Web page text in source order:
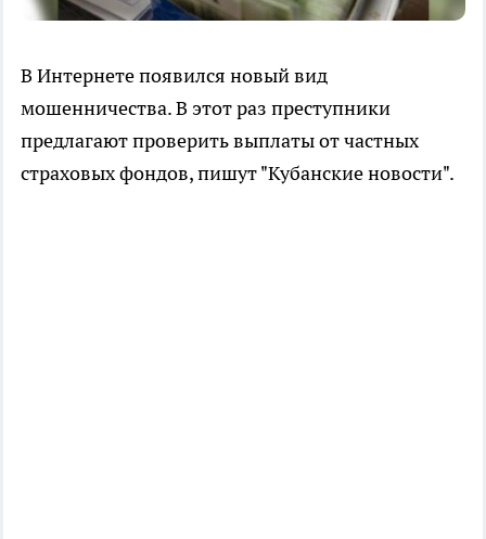
В Интернете появился новый вид
мошенничества. В этот раз преступники
предлагают проверить выплаты от частных
страховых фондов, пишут "Кубанские новости".